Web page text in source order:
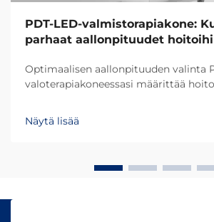
PDT-LED-valmistorapiakone:
parhaat aallonpituudet
Optimaalisen aallonpituuden valinta
valoterapiakoneessasi määrittää
aallonpituudet tunkeutuvat ihoon eri
aiheuttavat erilaisia biologisia
Näytä lisää